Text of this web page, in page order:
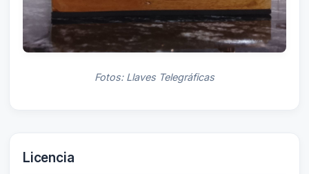
Fotos: Llaves Telegráficas
Licencia